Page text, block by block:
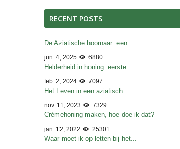
RECENT POSTS
De Aziatische hoornaar: een...
jun. 4, 2025 6880
Helderheid in honing: eerste...
feb. 2, 2024 7097
Het Leven in een aziatisch...
nov. 11, 2023 7329
Crèmehoning maken, hoe doe ik dat?
jan. 12, 2022 25301
Waar moet ik op letten bij het...